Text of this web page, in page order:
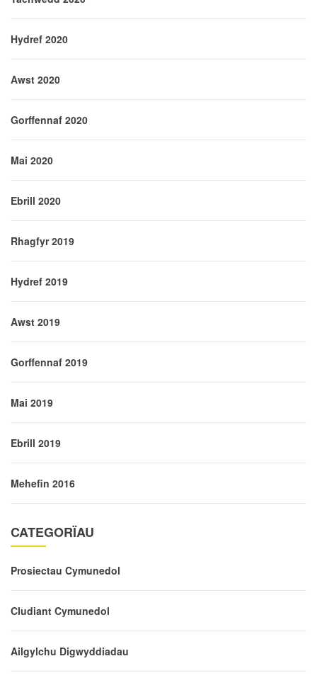
Hydref 2020
Awst 2020
Gorffennaf 2020
Mai 2020
Ebrill 2020
Rhagfyr 2019
Hydref 2019
Awst 2019
Gorffennaf 2019
Mai 2019
Ebrill 2019
Mehefin 2016
CATEGORÏAU
Prosiectau Cymunedol
Cludiant Cymunedol
Ailgylchu Digwyddiadau